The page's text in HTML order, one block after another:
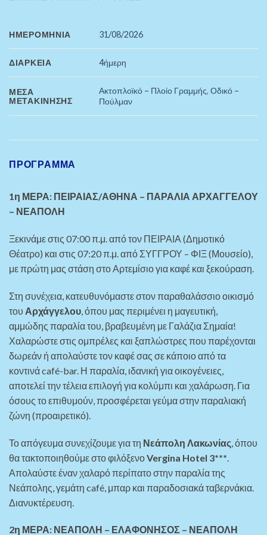
ΗΜΕΡΟΜΗΝΊΑ 31/08/2026
ΔΙΆΡΚΕΙΑ 4ήμερη
ΜΈΣΑ
ΜΕΤΑΚΊΝΗΣΗΣ
Ακτοπλοϊκό – Πλοίο Γραμμής,Οδικό –
Πούλμαν
ΠΡΌΓΡΑΜΜΑ
1η ΜΕΡΑ: ΠΕΙΡΑΙΑΣ/ΑΘΗΝΑ – ΠΑΡΑΛΙΑ ΑΡΧΑΓΓΕΛΟΥ
– ΝΕΑΠΟΛΗ
Ξεκινάμε στις 07:00 π.μ. από τον ΠΕΙΡΑΙΑ (Δημοτικό
Θέατρο) και στις 07:20 π.μ. από ΣΥΓΓΡΟΥ – ΦΙΞ (Μουσείο),
με πρώτη μας στάση στο Αρτεμίσιο για καφέ και ξεκούραση.
Στη συνέχεια, κατευθυνόμαστε στον παραθαλάσσιο οικισμό
του Αρχάγγελου, όπου μας περιμένει η μαγευτική,
αμμώδης παραλία του, βραβευμένη με Γαλάζια Σημαία!
Χαλαρώστε στις ομπρέλες και ξαπλώστρες που παρέχονται
δωρεάν ή απολαύστε τον καφέ σας σε κάποιο από τα
κοντινά café-bar. Η παραλία, ιδανική για οικογένειες,
αποτελεί την τέλεια επιλογή για κολύμπι και χαλάρωση. Για
όσους το επιθυμούν, προσφέρεται γεύμα στην παραλιακή
ζώνη (προαιρετικό).
Το απόγευμα συνεχίζουμε για τη Νεάπολη Λακωνίας , όπου
θα τακτοποιηθούμε στο φιλόξενοVergina Hotel 3***
Απολαύστε έναν χαλαρό περίπατο στην παραλία της
Νεάπολης, γεμάτη café, μπαρ και παραδοσιακά ταβερνάκια.
Διανυκτέρευση.
2η ΜΕΡΑ: ΝΕΑΠΟΛΗ – ΕΛΑΦΟΝΗΣΟΣ – ΝΕΑΠΟΛΗ